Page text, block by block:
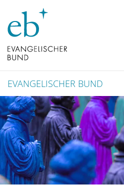
EVANGELISCHER BUND